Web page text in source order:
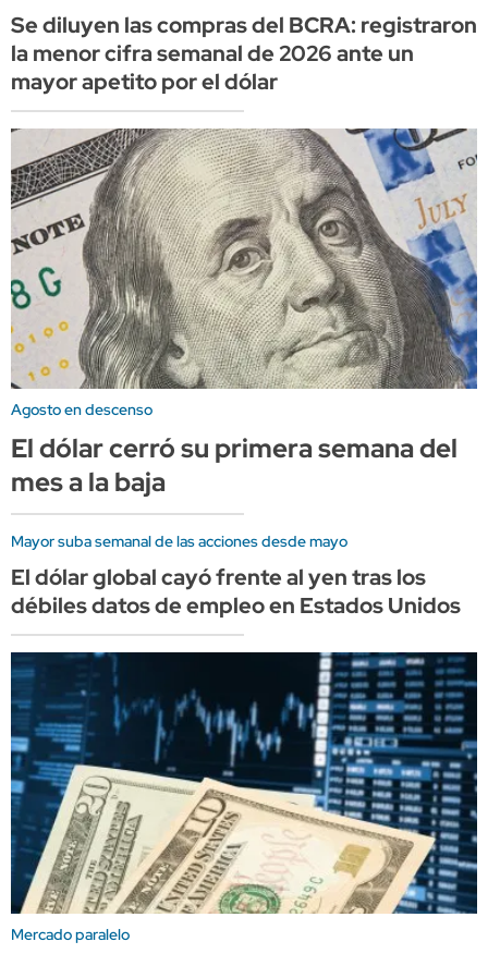
Se diluyen las compras del BCRA: registraron
la menor cifra semanal de 2026 ante un
mayor apetito por el dólar
Agosto en descenso
El dólar cerró su primera semana del
mes a la baja
Mayor suba semanal de las acciones desde mayo
El dólar global cayó frente al yen tras los
débiles datos de empleo en Estados Unidos
Mercado paralelo